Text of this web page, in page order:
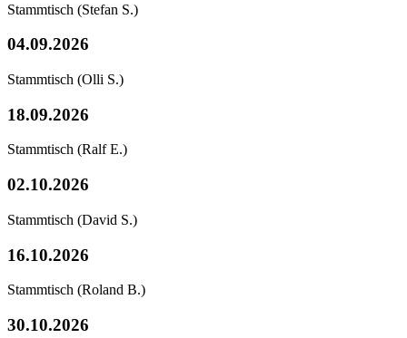
Stammtisch (Stefan S.)
04.09.2026
Stammtisch (Olli S.)
18.09.2026
Stammtisch (Ralf E.)
02.10.2026
Stammtisch (David S.)
16.10.2026
Stammtisch (Roland B.)
30.10.2026